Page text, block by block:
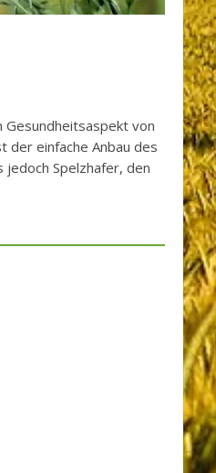
von
der einfache Anbau des
Spelzhafer, den